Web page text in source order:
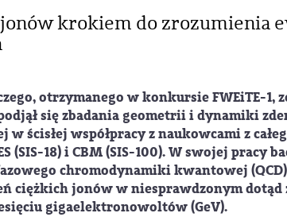
krokiem do zrozumienia
otrzymanego w konkursie FWEiTE-1,
się zbadania geometrii i dynamiki
ścisłej współpracy z naukowcami z
(SIS-18) i CBM (SIS-100). W swojej pracy
chromodynamiki kwantowej
ciężkich jonów w niesprawdzonym
gigaelektronowoltów (GeV).